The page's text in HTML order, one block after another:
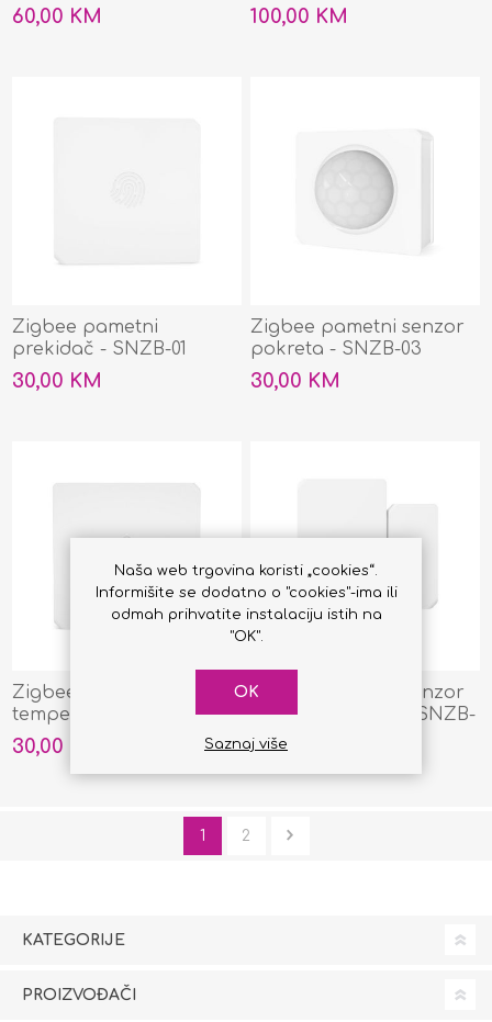
60,00 KM 100,00 KM
Zigbee pametni
prekidač - SNZB-01
30,00 KM
Zigbee pametni senzor
pokreta - SNZB-03
30,00 KM
Zigbee pametni senzor
temperature i vlažnosti -
SNZB-02
30,00 KM
Zigbee pametni senzor
za vrata/prozor - SNZB-
04
30,00 KM
1 2
KATEGORIJE
PROIZVOĐAČI
Naša web trgovina koristi „cookies“.
Informišite se dodatno o "cookies"-ima ili
odmah prihvatite instalaciju istih na
"OK".
OK
Saznaj više